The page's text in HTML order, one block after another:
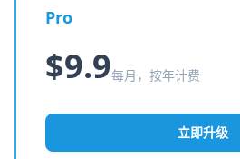
Pro
$9.9每月，按年计费
立即升级